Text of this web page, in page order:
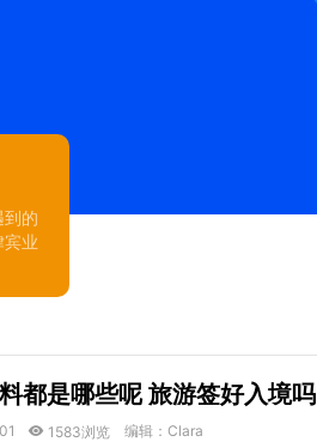
到的
宾业
都是哪些呢 旅游签好入境吗
1583浏览 编辑：Clara